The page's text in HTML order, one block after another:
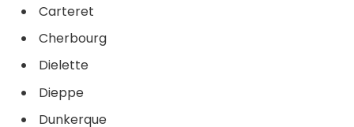
Carteret
Cherbourg
Dielette
Dieppe
Dunkerque